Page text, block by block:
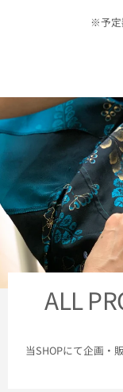
※予定
ALL
当SHOPにて企画・